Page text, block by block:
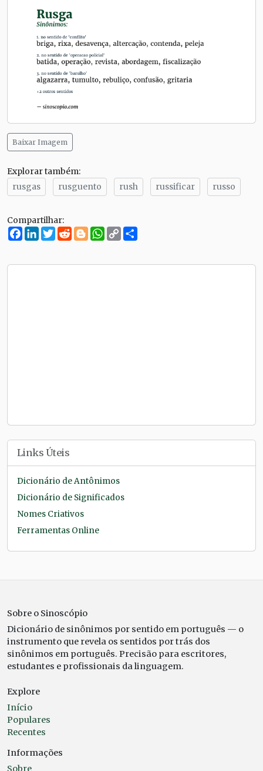
Baixar Imagem
Explorar também:
rusgas
rusguento rush russificar russo
Compartilhar:
Facebook
LinkedIn
Twitter
RedditBloggerWhatsApp
Copy
Link
Links Úteis
Dicionário de Antônimos
Dicionário de Significados
Nomes Criativos
Ferramentas Online
Sobre o Sinoscópio
Dicionário de sinônimos por sentido em português — o
instrumento que revela os sentidos por trás dos
sinônimos em português. Precisão para escritores,
estudantes e profissionais da linguagem.
Explore
Início
Populares
Recentes
Informações
Sobre